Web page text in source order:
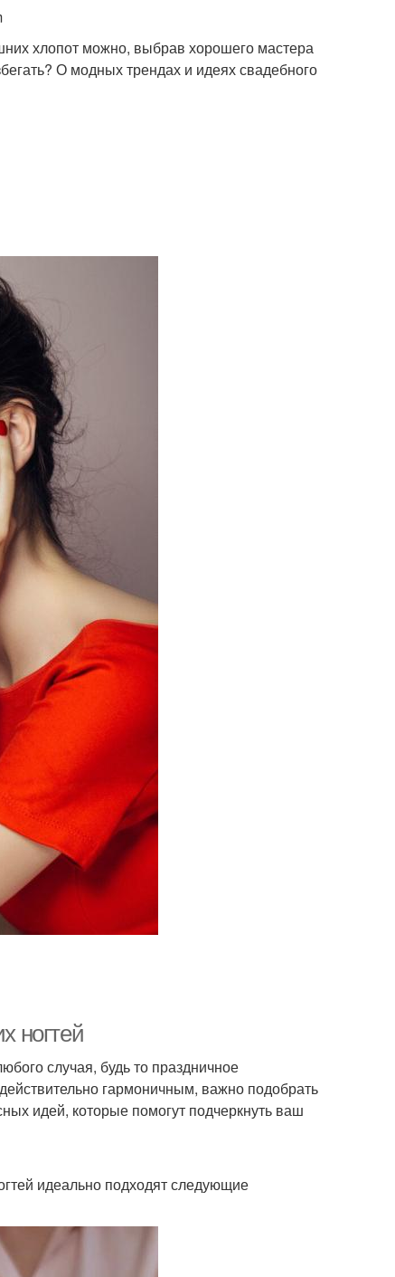
хлопот можно, выбрав хорошего мастера
О модных трендах и идеях свадебного
ногтей
случая, будь то праздничное
гармоничным, важно подобрать
идей, которые помогут подчеркнуть ваш
идеально подходят следующие